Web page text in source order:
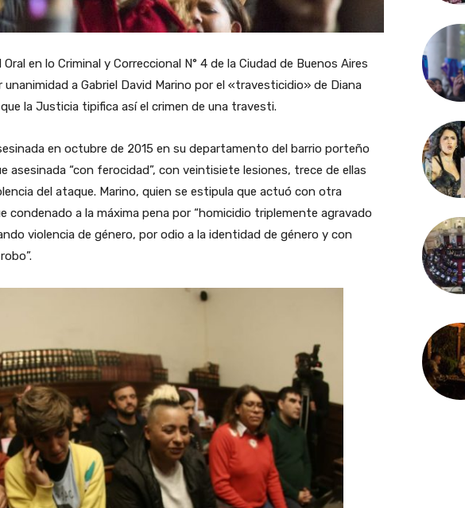
en lo Criminal y Correccional N° 4 de la Ciudad de Buenos Aires
a Gabriel David Marino por el «travesticidio» de Diana
la Justicia tipifica así el crimen de una travesti.
en octubre de 2015 en su departamento del barrio porteño
asesinada “con ferocidad”, con veintisiete lesiones, trece de ellas
del ataque. Marino, quien se estipula que actuó con otra
condenado a la máxima pena por “homicidio triplemente agravado
violencia de género, por odio a la identidad de género y con